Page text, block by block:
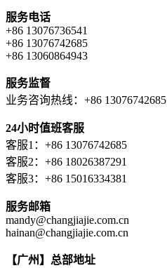
服务电话
+86 13076736541
+86 13076742685
+86 13060864943
服务监督
业务咨询热线：+86 13076742685
24小时值班客服
客服1：+86 13076742685
客服2：+86 18026387291
客服3：+86 15016334381
服务邮箱
mandy@changjiajie.com.cn
hainan@changjiajie.com.cn
【广州】总部地址